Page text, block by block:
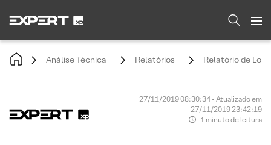
Análise Técnica Relatórios Relatório de
27/11/2019 08:30:34 • Atualizado em
27/11/2019 23:42:19
1 minuto de leitura